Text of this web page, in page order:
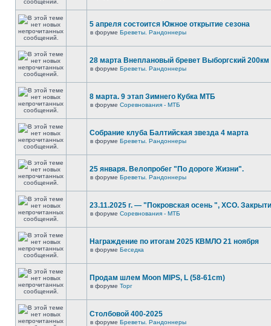
5 апреля состоится Южное открытие сезона
в форуме Бреветы. Рандоннеры
28 марта Внеплановый бревет Выборгский 200км
в форуме Бреветы. Рандоннеры
8 марта. 9 этап Зимнего Кубка МТБ
в форуме Соревнования - МТБ
Собрание клуба Балтийская звезда 4 марта
в форуме Бреветы. Рандоннеры
25 января. Велопробег "По дороге Жизни".
в форуме Бреветы. Рандоннеры
23.11.2025 г. — "Покровская осень ", XCO.
в форуме Соревнования - МТБ
Награждение по итогам 2025 КВМЛО 21 ноября
в форуме Беседка
Продам шлем Moon MIPS, L (58-61cm)
в форуме Торг
Столбовой 400-2025
в форуме Бреветы. Рандоннеры